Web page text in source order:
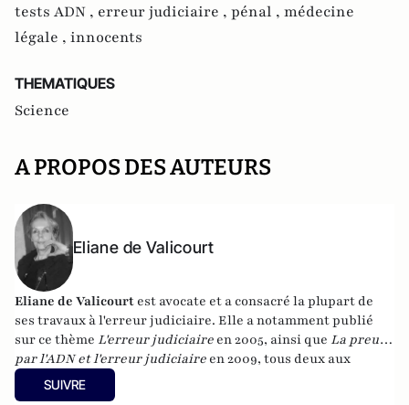
tests ADN , erreur judiciaire , pénal , médecine
légale , innocents
THEMATIQUES
Science
A PROPOS DES AUTEURS
Eliane de Valicourt
Eliane de Valicourt est avocate et a consacré la plupart de
ses travaux à l'erreur judiciaire. Elle a notamment publié
sur ce thème L'erreur judiciaire en 2005, ainsi que La preuve
par l'ADN et l'erreur judiciaire en 2009, tous deux aux
Editions L'Harmattan.
SUIVRE